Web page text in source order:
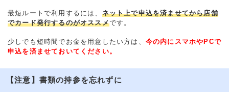
最短ルートで利用するには、 ネット上で申込を済ませてから店舗
でカード発行するのがオススメです。
少しでも短時間でお金を用意したい方は、 今の内にスマホやPCで
申込を済ませておいてください。
【注意】書類の持参を忘れずに